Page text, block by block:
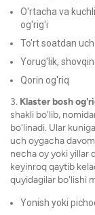
O'rtacha va
og'rig'i
To'rt soatdan
Yorug'lik,
Qorin og'riq
3. Klaster bosh
shakli bo'lib,
bo'linadi. Ular
uch oygacha
necha oy yoki yillar
keyinroq qaytib
quyidagilar bo'lishi
Yonish yoki